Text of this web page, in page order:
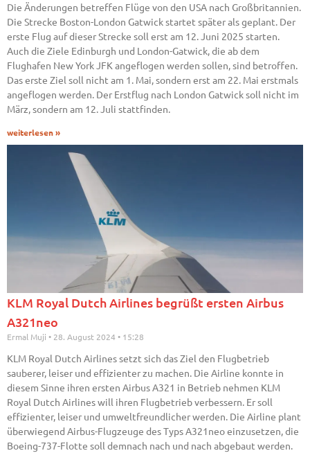
Die Änderungen betreffen Flüge von den USA nach Großbritannien.
Die Strecke Boston-London Gatwick startet später als geplant. Der
erste Flug auf dieser Strecke soll erst am 12. Juni 2025 starten.
Auch die Ziele Edinburgh und London-Gatwick, die ab dem
Flughafen New York JFK angeflogen werden sollen, sind betroffen.
Das erste Ziel soll nicht am 1. Mai, sondern erst am 22. Mai erstmals
angeflogen werden. Der Erstflug nach London Gatwick soll nicht im
März, sondern am 12. Juli stattfinden.
weiterlesen »
KLM Royal Dutch Airlines begrüßt ersten Airbus
A321neo
Ermal Muji 28. August 2024 15:28
KLM Royal Dutch Airlines setzt sich das Ziel den Flugbetrieb
sauberer, leiser und effizienter zu machen. Die Airline konnte in
diesem Sinne ihren ersten Airbus A321 in Betrieb nehmen KLM
Royal Dutch Airlines will ihren Flugbetrieb verbessern. Er soll
effizienter, leiser und umweltfreundlicher werden. Die Airline plant
überwiegend Airbus-Flugzeuge des Typs A321neo einzusetzen, die
Boeing-737-Flotte soll demnach nach und nach abgebaut werden.